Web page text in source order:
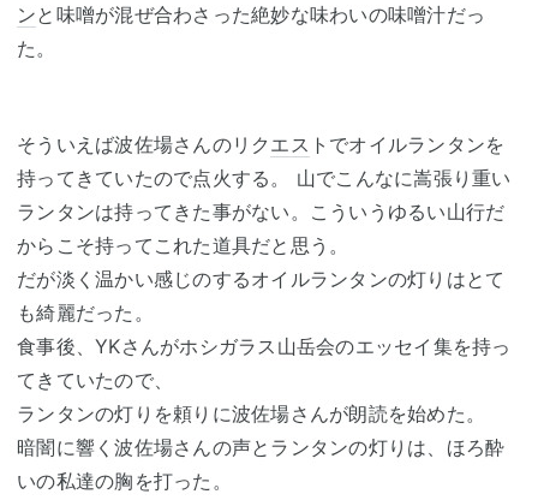
ンと味噌が混ぜ合わさった絶妙な味わいの味噌汁だっ
た。
そういえば波佐場さんのリク エス トでオイルランタンを
持ってきていたので点火する。 山でこんなに嵩張り重い
ランタンは持ってきた事がない。こういうゆるい山行だ
からこそ持ってこれた道具だと思う。
だが淡く温かい感じのするオイルランタンの灯りはとて
も綺麗だった。
食事後、YKさんがホシガラス山岳会のエッセイ集を持っ
てきていたので、
ランタンの灯りを頼りに波佐場さんが朗読を始めた。
暗闇に響く波佐場さんの声とランタンの灯りは、ほろ酔
いの私達の胸を打った。